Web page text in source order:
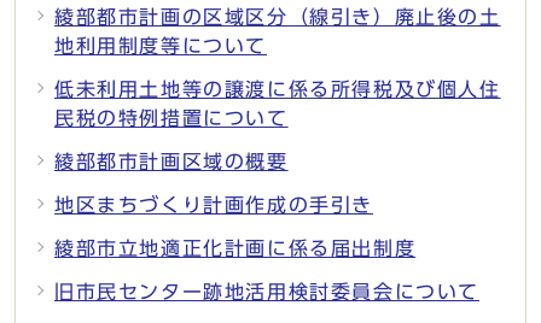
綾部都市計画の区域区分（線引き）廃止後の土
地利用制度等について
低未利用土地等の譲渡に係る所得税及び個人住
民税の特例措置について
綾部都市計画区域の概要
地区まちづくり計画作成の手引き
綾部市立地適正化計画に係る届出制度
旧市民センター跡地活用検討委員会について